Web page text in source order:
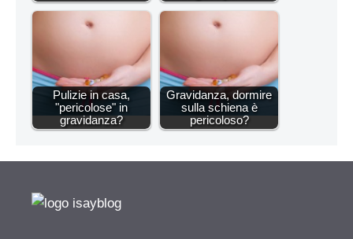
Pulizie in casa,
"pericolose" in
gravidanza?
Gravidanza, dormire
sulla schiena è
pericoloso?